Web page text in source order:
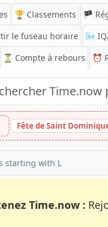
🏆 Classements 🏴
le fuseau horaire 🌬️
⏳ Compte à rebours ⏰
Fête de Saint
starting with L
Time.now :